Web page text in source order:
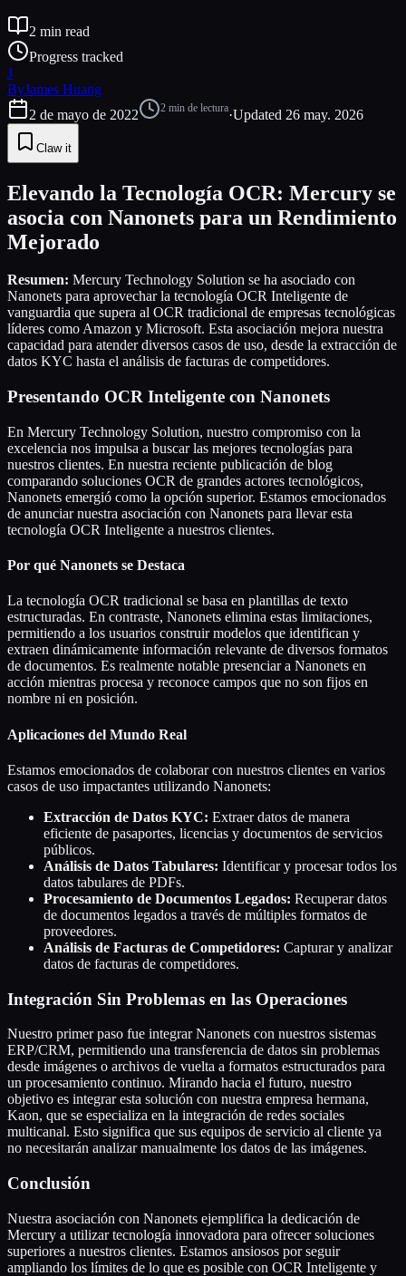
2 min read
Progress tracked
J
ByJames Huang
2 de mayo de 2022
2 min de lectura·Updated 26 may. 2026
Claw it
Elevando la Tecnología OCR: Mercury se
asocia con Nanonets para un Rendimiento
Mejorado
Resumen: Mercury Technology Solution se ha asociado con
Nanonets para aprovechar la tecnología OCR Inteligente de
vanguardia que supera al OCR tradicional de empresas tecnológicas
líderes como Amazon y Microsoft. Esta asociación mejora nuestra
capacidad para atender diversos casos de uso, desde la extracción de
datos KYC hasta el análisis de facturas de competidores.
Presentando OCR Inteligente con Nanonets
En Mercury Technology Solution, nuestro compromiso con la
excelencia nos impulsa a buscar las mejores tecnologías para
nuestros clientes. En nuestra reciente publicación de blog
comparando soluciones OCR de grandes actores tecnológicos,
Nanonets emergió como la opción superior. Estamos emocionados
de anunciar nuestra asociación con Nanonets para llevar esta
tecnología OCR Inteligente a nuestros clientes.
Por qué Nanonets se Destaca
La tecnología OCR tradicional se basa en plantillas de texto
estructuradas. En contraste, Nanonets elimina estas limitaciones,
permitiendo a los usuarios construir modelos que identifican y
extraen dinámicamente información relevante de diversos formatos
de documentos. Es realmente notable presenciar a Nanonets en
acción mientras procesa y reconoce campos que no son fijos en
nombre ni en posición.
Aplicaciones del Mundo Real
Estamos emocionados de colaborar con nuestros clientes en varios
casos de uso impactantes utilizando Nanonets:
Extracción de Datos KYC: Extraer datos de manera
eficiente de pasaportes, licencias y documentos de servicios
públicos.
Análisis de Datos Tabulares: Identificar y procesar todos los
datos tabulares de PDFs.
Procesamiento de Documentos Legados: Recuperar datos
de documentos legados a través de múltiples formatos de
proveedores.
Análisis de Facturas de Competidores: Capturar y analizar
datos de facturas de competidores.
Integración Sin Problemas en las Operaciones
Nuestro primer paso fue integrar Nanonets con nuestros sistemas
ERP/CRM, permitiendo una transferencia de datos sin problemas
desde imágenes o archivos de vuelta a formatos estructurados para
un procesamiento continuo. Mirando hacia el futuro, nuestro
objetivo es integrar esta solución con nuestra empresa hermana,
Kaon, que se especializa en la integración de redes sociales
multicanal. Esto significa que sus equipos de servicio al cliente ya
no necesitarán analizar manualmente los datos de las imágenes.
Conclusión
Nuestra asociación con Nanonets ejemplifica la dedicación de
Mercury a utilizar tecnología innovadora para ofrecer soluciones
superiores a nuestros clientes. Estamos ansiosos por seguir
ampliando los límites de lo que es posible con OCR Inteligente y